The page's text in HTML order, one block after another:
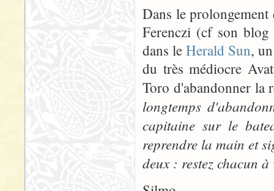
Dans le prolongement
Ferenczi (cf son
dans leHerald Sun,
du très médiocre
Toro d'abandonner
longtemps
capitaine sur le
reprendre la main et
deux : restez chacun